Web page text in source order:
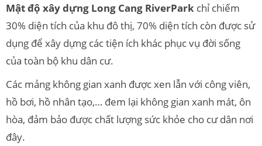
Mật độ xây dựng Long Cang RiverPark chỉ chiếm
30% diện tích của khu đô thị, 70% diện tích còn được sử
dụng để xây dựng các tiện ích khác phục vụ đời sống
của toàn bộ khu dân cư.
Các mảng không gian xanh được xen lẫn với công viên,
hồ bơi, hồ nhân tạo,… đem lại không gian xanh mát, ôn
hòa, đảm bảo được chất lượng sức khỏe cho cư dân nơi
đây.